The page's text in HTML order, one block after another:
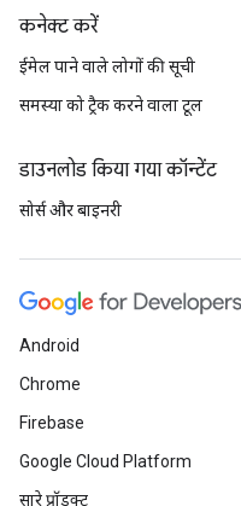
कनेक्ट करें
ईमेल पाने वाले लोगों की सूची
समस्या को ट्रैक करने वाला टूल
डाउनलोड किया गया कॉन्टेंट
सोर्स और बाइनरी
Android
Chrome
Firebase
Google Cloud Platform
सारे प्रॉडक्ट